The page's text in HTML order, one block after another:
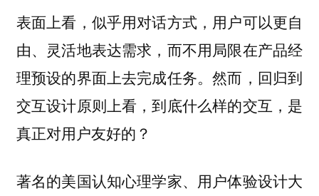
表面上看，似乎用对话方式，用户可以更自
由、灵活地表达需求，而不用局限在产品经
理预设的界面上去完成任务。然而，回归到
交互设计原则上看，到底什么样的交互，是
真正对用户友好的？
著名的美国认知心理学家、用户体验设计大